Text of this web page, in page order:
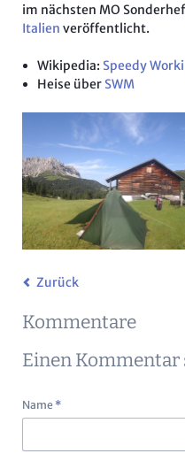
im nächsten MO
Italien veröffentlicht.
Wikipedia: Speedy
Heise über SWM
Zurück
Kommentare
Einen Kommentar
Pflichtfeld
Name *